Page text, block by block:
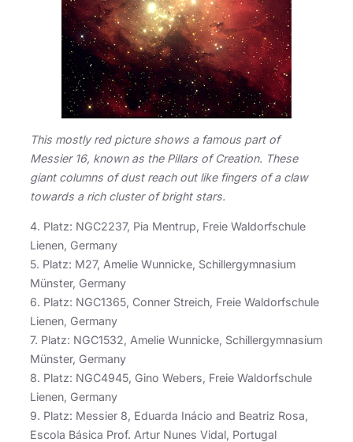
This mostly red picture shows a famous part of
Messier 16, known as the Pillars of Creation. These
giant columns of dust reach out like fingers of a claw
towards a rich cluster of bright stars.
4. Platz: NGC2237, Pia Mentrup, Freie Waldorfschule
Lienen, Germany
5. Platz: M27, Amelie Wunnicke, Schillergymnasium
Münster, Germany
6. Platz: NGC1365, Conner Streich, Freie Waldorfschule
Lienen, Germany
7. Platz: NGC1532, Amelie Wunnicke, Schillergymnasium
Münster, Germany
8. Platz: NGC4945, Gino Webers, Freie Waldorfschule
Lienen, Germany
9. Platz: Messier 8, Eduarda Inácio and Beatriz Rosa,
Escola Básica Prof. Artur Nunes Vidal, Portugal